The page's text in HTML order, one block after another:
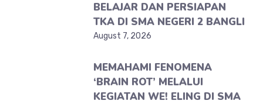
BELAJAR DAN PERSIAPAN
TKA DI SMA NEGERI 2 BANGLI
August 7, 2026
MEMAHAMI FENOMENA
‘BRAIN ROT’ MELALUI
KEGIATAN WE! ELING DI SMA